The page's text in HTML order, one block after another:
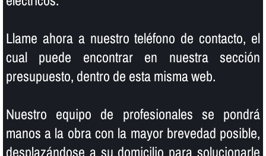
Llame ahora a nuestro teléfono de contacto, el
cual puede encontrar en nuestra sección
presupuesto, dentro de esta misma web.
Nuestro equipo de profesionales se pondrá
manos a la obra con la mayor brevedad posible,
desplazándose a su domicilio para solucionarle